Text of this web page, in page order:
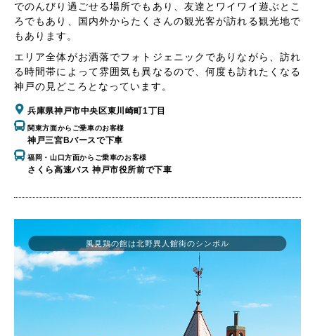
でのんびり過ごせる場所でもあり、友達とワイワイ遊ぶとこ
ろでもあり、国内外からたくさんの観光客が訪れる観光地で
もあります。
エリア全体がお洒落でフォトジェニックでありながら、訪れ
る時間帯によって雰囲気も異なるので、何度も訪れたくなる
神戸の見どころとなっています。
兵庫県神戸市中央区東川崎町1丁目
関東方面からご乗車のお客様
神戸三宮Bバースで下車
福岡・山口方面からご乗車のお客様
さくら高速バス 神戸市役所前で下車
風見鶏の館は北野異人館街のシンボル